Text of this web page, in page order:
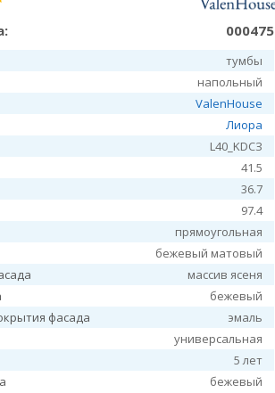
000475
тумбы
напольный
ValenHouse
Лиора
L40_KDСЗ
41.5
36.7
97.4
прямоугольная
бежевый матовый
массив ясеня
бежевый
фасада
эмаль
универсальная
5 лет
бежевый